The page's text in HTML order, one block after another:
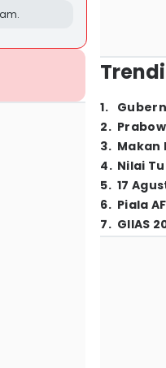
1.
2.
3. Makan
4. Nilai
5. 17
6. Piala
7. GIIAS